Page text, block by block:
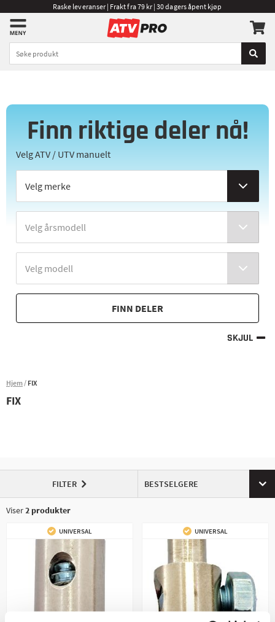
Raske leveranser | Frakt fra 79 kr | 30 dagers åpent kjøp
Finn riktige deler nå!
Velg ATV / UTV manuelt
FINN DELER
SKJUL
Hjem FIX
FIX
FILTER BESTSELGERE
Viser2 produkter
UNIVERSAL UNIVERSAL